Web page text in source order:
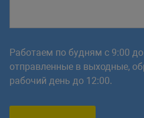
Работаем по будням с 9:00
отправленные в выходные,
рабочий день до 12:00.